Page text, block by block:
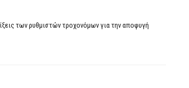
των ρυθμιστών τροχονόμων για την αποφυγή